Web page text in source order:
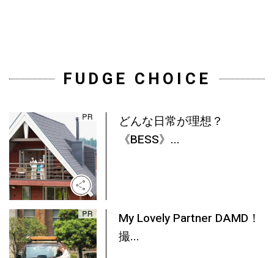
FUDGE CHOICE
どんな日常が理想？
《BESS》...
My Lovely Partner DAMD！
撮...